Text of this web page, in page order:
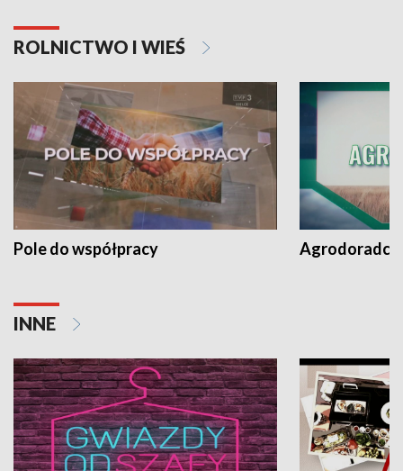
ROLNICTWO I WIEŚ
Pole do współpracy Agrodoradcy
INNE